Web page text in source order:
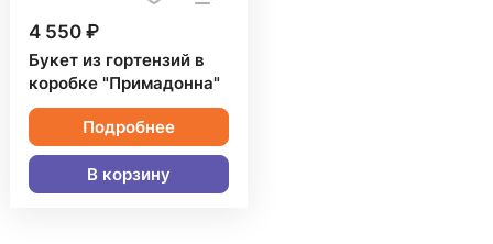
4 550 ₽
Букет из гортензий в
коробке "Примадонна"
Подробнее
В корзину